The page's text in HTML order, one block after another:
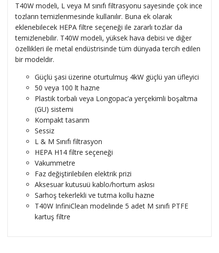
T40W modeli, L veya M sınıfı filtrasyonu sayesinde çok ince
tozların temizlenmesinde kullanılır. Buna ek olarak
eklenebilecek HEPA filtre seçeneği ile zararlı tozlar da
temizlenebilir. T40W modeli, yüksek hava debisi ve diğer
özellikleri ile metal endüstrisinde tüm dünyada tercih edilen
bir modeldir.
Güçlü şasi üzerine oturtulmuş 4kW güçlü yan üfleyici
50 veya 100 lt hazne
Plastik torbalı veya Longopac’a yerçekimli boşaltma
(GU) sistemi
Kompakt tasarım
Sessiz
L & M Sınıfı filtrasyon
HEPA H14 filtre seçeneği
Vakummetre
Faz değiştirilebilen elektrik prizi
Aksesuar kutusuü kablo/hortum askısı
Sarhoş tekerlekli ve tutma kollu hazne
T40W InfiniClean modelinde 5 adet M sınıfı PTFE
kartuş filtre